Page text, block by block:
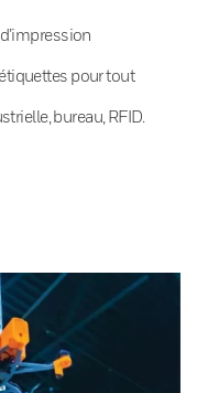
pour tout
bureau, RFID.